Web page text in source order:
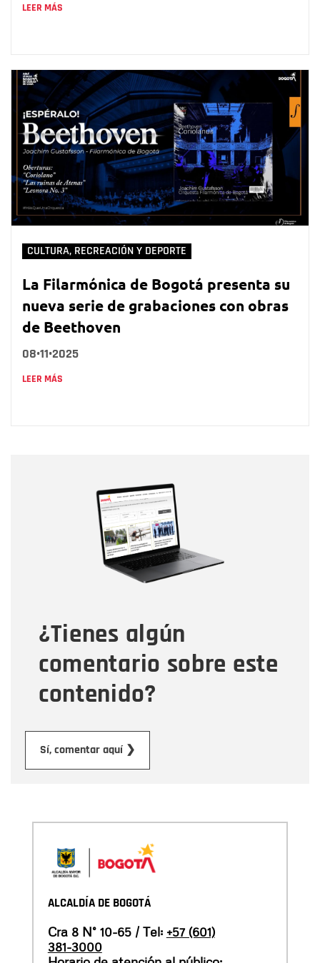
LEER MÁS
CULTURA, RECREACIÓN Y DEPORTE
La Filarmónica de Bogotá presenta su
nueva serie de grabaciones con obras
de Beethoven
08•11•2025
LEER MÁS
¿Tienes algún
comentario sobre este
contenido?
Sí, comentar aquí ❯
Correo electrónico
Tipo de comentario
Mensaje
ALCALDÍA DE BOGOTÁ
Cra 8 N° 10-65 / Tel: +57 (601)
381-3000